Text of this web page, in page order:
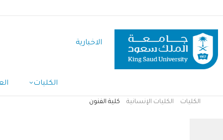
المحتوى
الرئيسي
الاخبارية
الكليات
الكليات الكليات الإنسانية كلية الفنون